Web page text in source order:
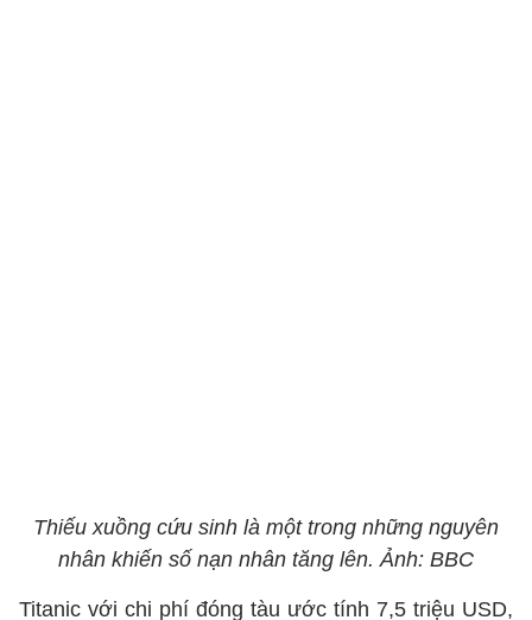
Thiếu xuồng cứu sinh là một trong những nguyên
nhân khiến số nạn nhân tăng lên. Ảnh: BBC
Titanic với chi phí đóng tàu ước tính 7,5 triệu USD,